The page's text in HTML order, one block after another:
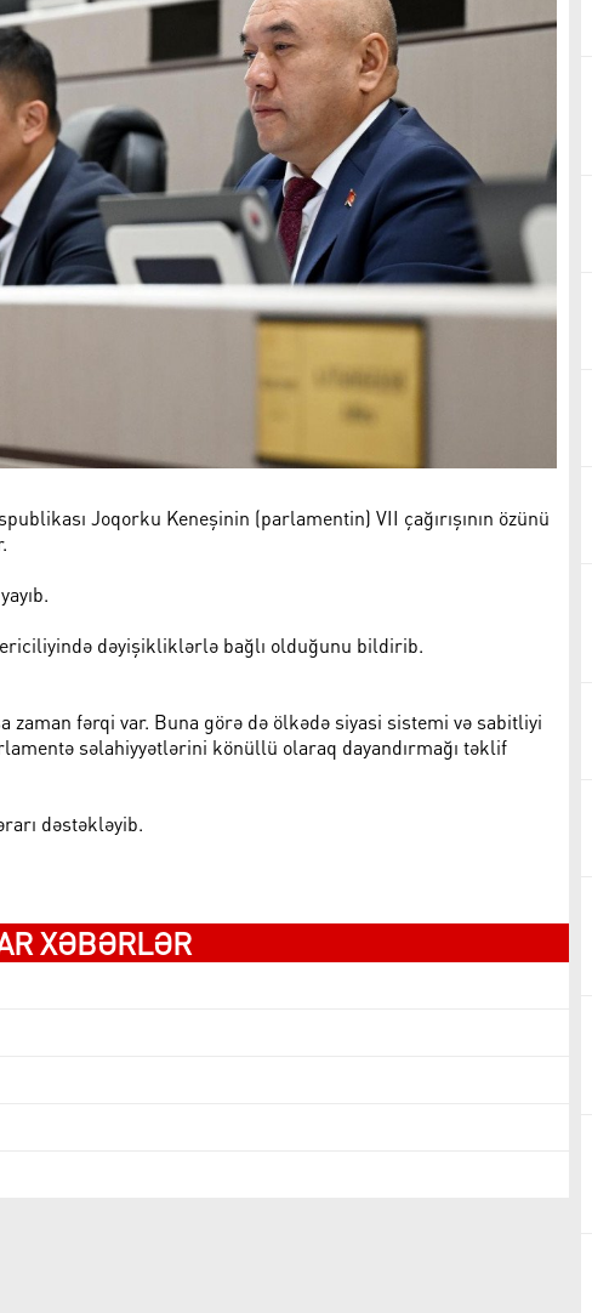
Joqorku Keneşinin (parlamentin) VII çağırışının özünü
dəyişikliklərlə bağlı olduğunu bildirib.
zaman fərqi var. Buna görə də ölkədə siyasi sistemi və sabitliyi
səlahiyyətlərini könüllü olaraq dayandırmağı təklif
dəstəkləyib.
XƏBƏRLƏR